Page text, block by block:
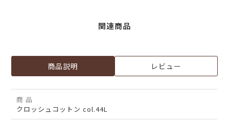
関連商品
商品説明 レビュー
商 品
クロッシュコットン col.44L